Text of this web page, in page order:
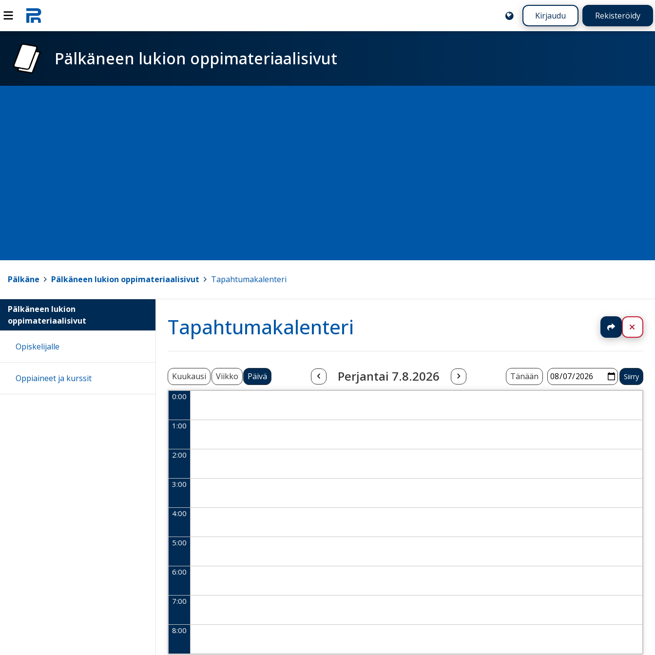
Kirjaudu Rekisteröidy
Pälkäneen lukion oppimateriaalisivut
Pälkäne Pälkäneen lukion oppimateriaalisivut Tapahtumakalenteri
Tapahtumakalenteri Jaa
Kuukausi Viikko Päivä Perjantai 7.8.2026 Tänään
0:00
1:00
2:00
3:00
4:00
5:00
6:00
7:00
8:00
Pälkäneen lukion
oppimateriaalisivut
Opiskelijalle
Oppiaineet ja kurssit